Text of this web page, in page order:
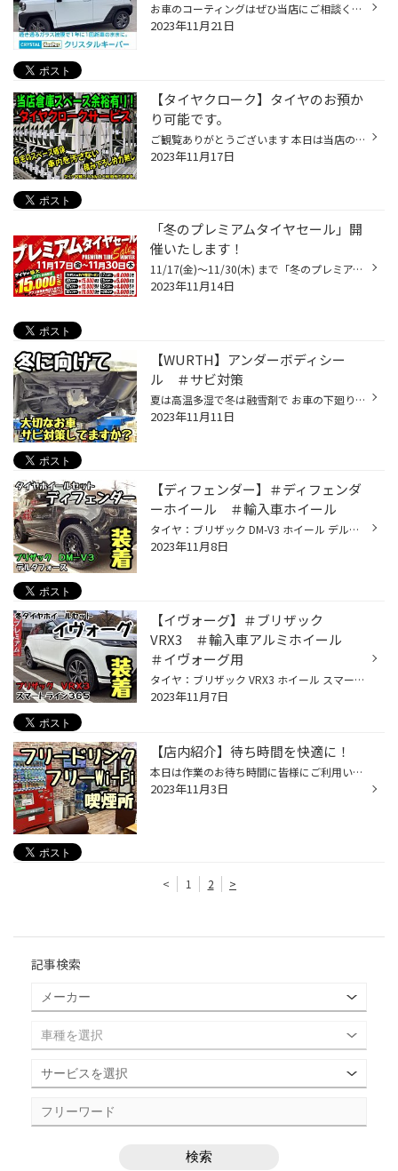
お車のコーティングはぜひ当店にご相談ください！ タフトの料金は 料金17,400 円(税込) 愛車の施工料金を調べる 作業自体は当店での施工ではなく専門の方に施工してもらいます('ω')ノ そこで今日は定番の2つのメニューをご紹介いたします！ まずその壱 クリスタルキーパー こちらがやはり価格も低コ...
2023年11月21日
【タイヤクローク】タイヤのお預か
り可能です。
ご観覧ありがとうございます 本日は当店のメニュー【タイヤクローク】についてご紹介させていただきます。 タイヤクロークとは？？ タイヤのお預かりサービスのことです！ タイヤ交換時お車に積むの大変ですよね？ 交換が終わったら当店は袋に入れ積み込みますが、なんとな車内が汚れる気がする・・...
2023年11月17日
「冬のプレミアムタイヤセール」開
催いたします！
11/17(金)～11/30(木) まで「冬のプレミアムタイヤセール」開催いたします！ 夏タイヤから冬タイヤへ！タイヤ履き替えシーズン到来！！タイヤの交換は専門店へお任せください！タイヤ館・コクピットだけのタイヤお取り付けサービスの「センターフィット」がおすすめ！特殊振動を加えながらナットを...
2023年11月14日
【WURTH】アンダーボディシー
ル ＃サビ対策
夏は高温多湿で冬は融雪剤で お車の下廻りはとても錆びやすく 対策が必要ですね ウルトアンダーボディーシールは こちらの商品を専用ガンで塗布していきます 柔軟性のある皮膜の為、防錆以外にも防音や防振の効果があります。 当店通常価格 軽自動車：27,500円(税込) コンパクト：38,500円(税込) セ...
2023年11月11日
【ディフェンダー】＃ディフェンダ
ーホイール ＃輸入車ホイール
タイヤ：ブリザック DM-V3 ホイール デルタフォース ディフェンダーは装着できるホイールも数少なく タイヤも純正サイズ品で設定が無く・・・ お客様のご了承を得てなんとか組みあがりました。 ロードインデックスも問題なく、走行上の安全性はバッチリです。 どうしてもBSがいい！ブリザックがいい...
2023年11月8日
【イヴォーグ】＃ブリザック
VRX3 ＃輸入車アルミホイール
＃イヴォーグ用
タイヤ：ブリザック VRX3 ホイール スマートライン365 センターキャップも純正品がハマります！ 輸入車のアルミホイールも選べます！ 数あるデザインからお好みのアルミホイール選びお手伝いしますよ☆ セールのお知らせ 11/3(金)～11/12（日）まで 冬タイヤ履き替え応援フェア開催！ タイヤ館アプリ...
2023年11月7日
【店内紹介】待ち時間を快適に！
本日は作業のお待ち時間に皆様にご利用いただく ウエイティングスペースのご案内です。 作業のお待ち時間にご自由にご利用くださいませ！ お待ち時間を少しでも快適にお過ごしいただけるように ウエイティングコーナーを充実させております！ 「冬タイヤ履き替え応援フェア」開催いたします♪今お持...
2023年11月3日
< 1 2 >
記事検索